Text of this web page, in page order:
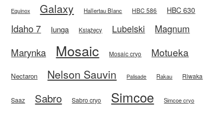
Equinox Galaxy Hallertau Blanc HBC 586 HBC 630
Idaho 7 Iunga Książęcy Lubelski
Magnum
Marynka
Mosaic Mosaic cryo Motueka
Nectaron Nelson Sauvin Palisade Rakau Riwaka
Saaz Sabro Sabro cryo Simcoe Simcoe cryo